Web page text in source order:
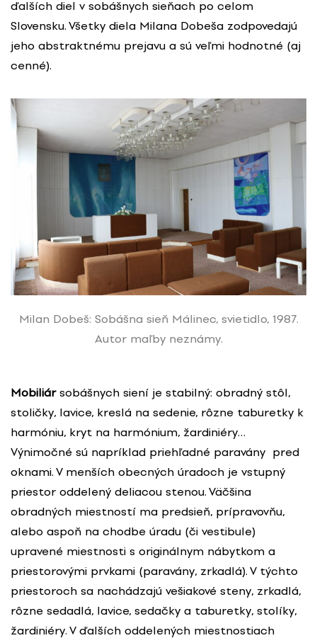
ďalších diel v sobášnych sieňach po celom
Slovensku. Všetky diela Milana Dobeša zodpovedajú
jeho abstraktnému prejavu a sú veľmi hodnotné (aj
cenné).
Milan Dobeš: Sobášna sieň Málinec, svietidlo, 1987.
Autor maľby neznámy.
Mobiliár sobášnych siení je stabilný: obradný stôl,
stoličky, lavice, kreslá na sedenie, rôzne taburetky k
harmóniu, kryt na harmónium, žardiniéry…
Výnimočné sú napríklad priehľadné paravány pred
oknami. V menších obecných úradoch je vstupný
priestor oddelený deliacou stenou. Väčšina
obradných miestností ma predsieň, prípravovňu,
alebo aspoň na chodbe úradu (či vestibule)
upravené miestnosti s originálnym nábytkom a
priestorovými prvkami (paravány, zrkadlá). V týchto
priestoroch sa nachádzajú vešiakové steny, zrkadlá,
rôzne sedadlá, lavice, sedačky a taburetky, stolíky,
žardiniéry. V ďalších oddelených miestnostiach